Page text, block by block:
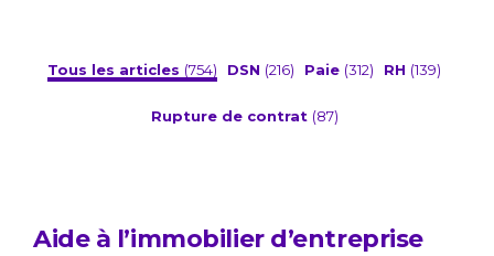
Tous les articles (754) DSN (216) Paie (312) RH (139)
Rupture de contrat (87)
Aide à l’immobilier d’entreprise